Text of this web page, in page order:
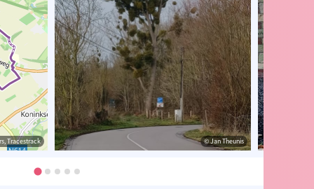
© Jan Theunis
Tracestrack © Jan Theunis